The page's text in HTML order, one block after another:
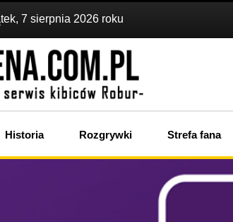
7 sierpnia 2026 roku
Historia Rozgrywki Strefa fana